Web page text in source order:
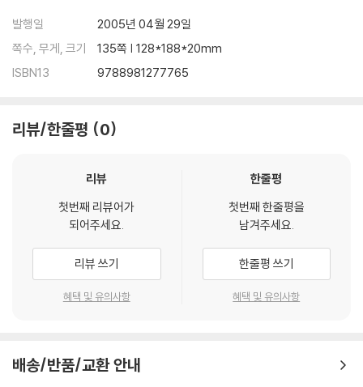
발행일
2005년 04월 29일
쪽수, 무게, 크기
135쪽 | 128*188*20mm
ISBN13
9788981277765
리뷰/한줄평 0
리뷰
첫번째 리뷰어가
되어주세요.
리뷰 쓰기
혜택 및 유의사항
한줄평
첫번째 한줄평을
남겨주세요.
한줄평 쓰기
혜택 및 유의사항
배송/반품/교환 안내